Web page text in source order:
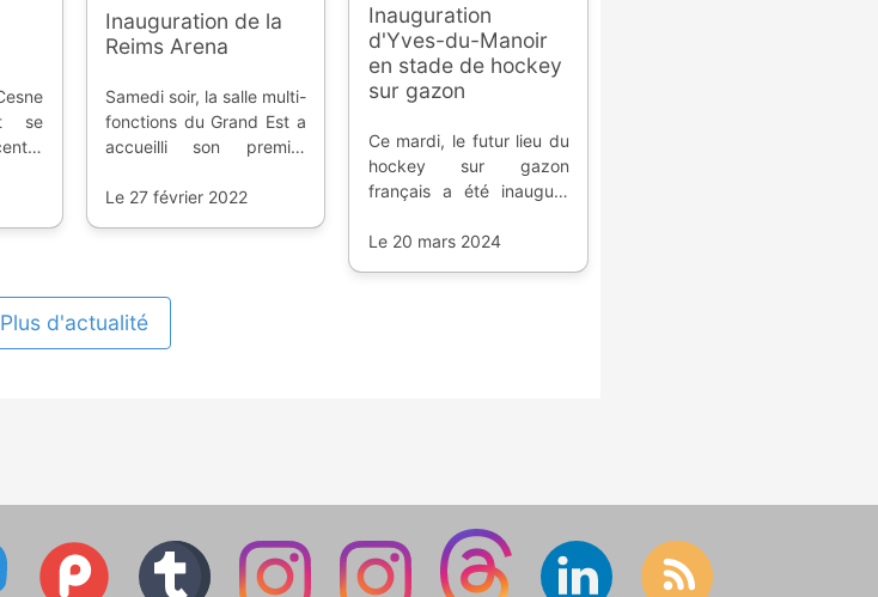
se
;
Inauguration de la
Reims Arena
Samedi soir, la salle multi-
fonctions du Grand Est a
accueilli son premier
combat de MMA en
Le 27 février 2022
Inauguration
d'Yves-du-Manoir
en stade de hockey
sur gazon
Ce mardi, le futur lieu du
hockey sur gazon
français a été inauguré
nombreux politiciens... et
Le 20 mars 2024
Plus d'actualité